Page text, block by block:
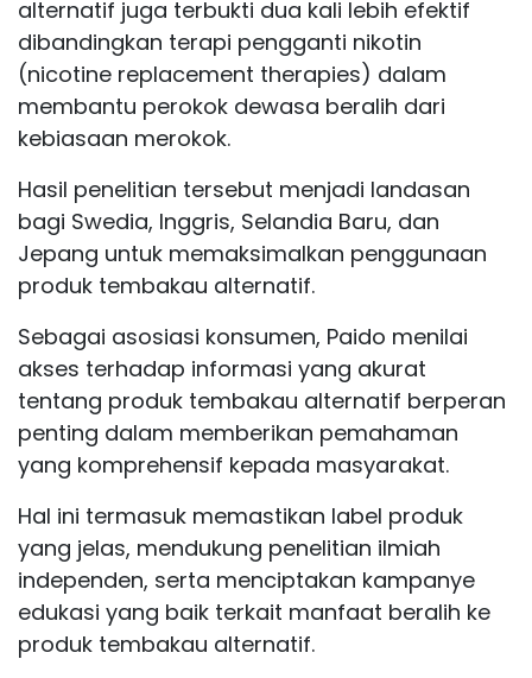
alternatif juga terbukti dua kali lebih efektif
dibandingkan terapi pengganti nikotin
(nicotine replacement therapies) dalam
membantu perokok dewasa beralih dari
kebiasaan merokok.
Hasil penelitian tersebut menjadi landasan
bagi Swedia, Inggris, Selandia Baru, dan
Jepang untuk memaksimalkan penggunaan
produk tembakau alternatif.
Sebagai asosiasi konsumen, Paido menilai
akses terhadap informasi yang akurat
tentang produk tembakau alternatif berperan
penting dalam memberikan pemahaman
yang komprehensif kepada masyarakat.
Hal ini termasuk memastikan label produk
yang jelas, mendukung penelitian ilmiah
independen, serta menciptakan kampanye
edukasi yang baik terkait manfaat beralih ke
produk tembakau alternatif.